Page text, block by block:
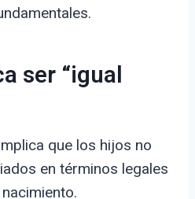
ser “igual
que los hijos no
en términos legales